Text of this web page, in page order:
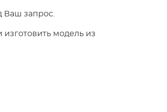
Ваш запрос.
модель из